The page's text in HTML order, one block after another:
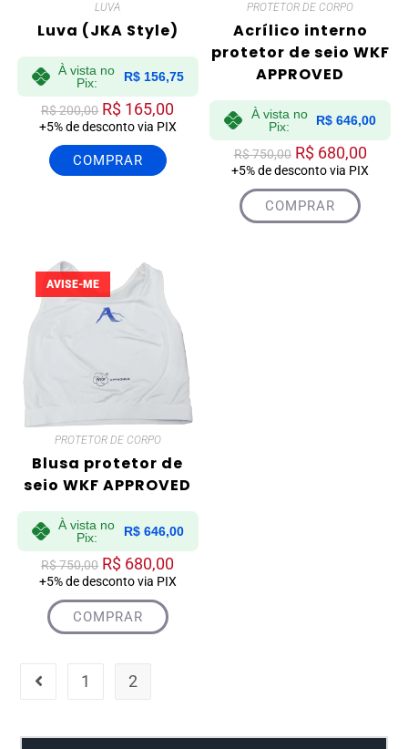
LUVA
Luva (JKA Style)
À vista no
Pix:
R$156,75
R$200,00 R$ 165,00
+5% de desconto via PIX
COMPRAR
PROTETOR DE CORPO
Acrílico interno
protetor de seio WKF
APPROVED
À vista no
Pix:
R$ 646,00
R$750,00 R$680,00
+5% de desconto via PIX
COMPRAR
AVISE-ME
PROTETOR DE CORPO
Blusa protetor de
seio WKF APPROVED
À vista no
Pix:
R$646,00
R$750,00 R$ 680,00
+5% de desconto via PIX
COMPRAR
1 2